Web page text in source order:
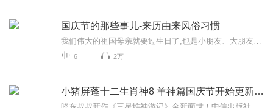
国庆节的那些事儿-来历由来风俗习惯
6 2万
小猪屏蓬十二生肖神8 羊神篇国庆节开始更新啦！